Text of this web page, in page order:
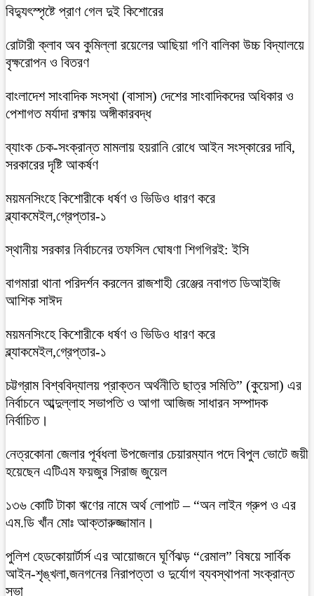
বিদ্যুৎস্পৃষ্টে প্রাণ গেল দুই কিশোরের
রোটারী ক্লাব অব কুমিল্লা রয়েলের আছিয়া গণি বালিকা উচ্চ বিদ্যালয়ে
বৃক্ষরোপন ও বিতরণ
বাংলাদেশ সাংবাদিক সংস্থা (বাসাস) দেশের সাংবাদিকদের অধিকার ও
পেশাগত মর্যাদা রক্ষায় অঙ্গীকারবদ্ধ
ব্যাংক চেক-সংক্রান্ত মামলায় হয়রানি রোধে আইন সংস্কারের দাবি,
সরকারের দৃষ্টি আকর্ষণ
ময়মনসিংহে কিশোরীকে ধর্ষণ ও ভিডিও ধারণ করে
ব্ল্যাকমেইল,গ্রেপ্তার-১
স্থানীয় সরকার নির্বাচনের তফসিল ঘোষণা শিগগিরই: ইসি
বাগমারা থানা পরিদর্শন করলেন রাজশাহী রেঞ্জের নবাগত ডিআইজি
আশিক সাঈদ
ময়মনসিংহে কিশোরীকে ধর্ষণ ও ভিডিও ধারণ করে
ব্ল্যাকমেইল,গ্রেপ্তার-১
চট্টগ্রাম বিশ্ববিদ্যালয় প্রাক্তন অর্থনীতি ছাত্র সমিতি” (কুয়েসা) এর
নির্বাচনে আব্দুল্লাহ সভাপতি ও আগা আজিজ সাধারন সম্পাদক
নির্বাচিত।
নেত্রকোনা জেলার পূর্বধলা উপজেলার চেয়ারম্যান পদে বিপুল ভোটে জয়ী
হয়েছেন এটিএম ফয়জুর সিরাজ জুয়েল
১৩৬ কোটি টাকা ঋণের নামে অর্থ লোপাট – “অন লাইন গ্রুপ ও এর
এম.ডি খাঁন মোঃ আক্তারুজ্জামান।
পুলিশ হেডকোয়ার্টার্স এর আয়োজনে ঘূর্ণিঝড় “রেমাল” বিষয়ে সার্বিক
আইন-শৃঙ্খলা,জনগনের নিরাপত্তা ও দুর্যোগ ব্যবস্থাপনা সংক্রান্ত
সভা